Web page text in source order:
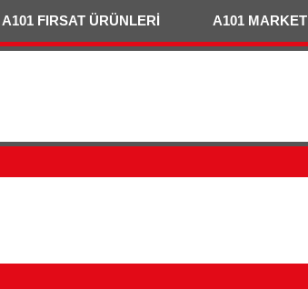
A101 FIRSAT ÜRÜNLERİ A101 MARKET